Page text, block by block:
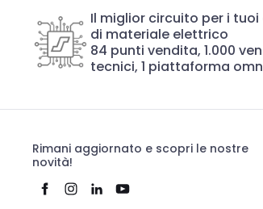
Il miglior circuito per i
di materiale elettrico
84 punti vendita, 1.000
tecnici, 1 piattaforma
Rimani aggiornato e scopri le nostre
novità!